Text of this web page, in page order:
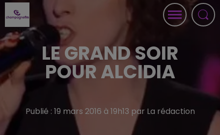
LE GRAND SOIR
POUR ALCIDIA
Publié : 19 mars 2016 à 19h13 par La rédaction